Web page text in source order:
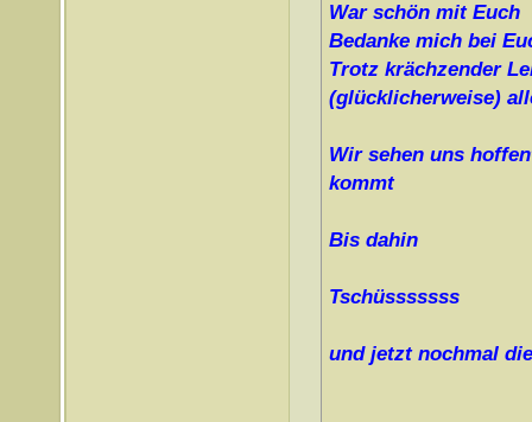
War schön mit Euch
Bedanke mich bei
Trotz krächzender
(glücklicherweise)
Wir sehen uns
kommt
Bis dahin
Tschüsssssss
und jetzt nochmal